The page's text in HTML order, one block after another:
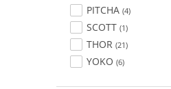
PITCHA (4)
SCOTT (1)
THOR (21)
YOKO (6)